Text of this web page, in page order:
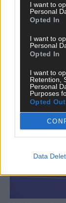
I want to
Personal
Opted In
I want to
Personal
Opted In
I want to
Retention,
Personal
Purposes
Opted Out
Data
Neue
viele
Juni 2026
KOMMENTAR